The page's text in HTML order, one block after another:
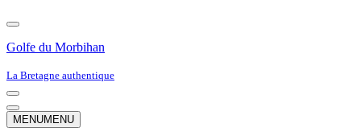
Golfe du Morbihan
La Bretagne authentique
Menu
de
navigation
Menu
de
MENUMENU